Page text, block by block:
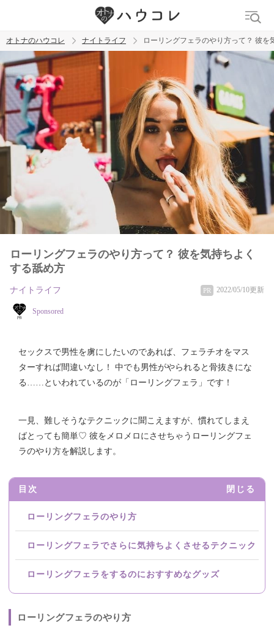
トレンド ワード
ラブグッズ 乳首 吸うやつ
オトナのハウコレ ナイトライフ ローリングフェラのやり方って？ 彼を
ローリングフェラのやり方って？ 彼を気持ちよく
する舐め方
ナイトライフ PR 2022/05/10更新
Sponsored
セックスで男性を虜にしたいのであれば、フェラチオをマス
ターすれば間違いなし！ 中でも男性がやられると骨抜きにな
る……といわれているのが「ローリングフェラ」です！
一見、難しそうなテクニックに聞こえますが、慣れてしまえ
ばとっても簡単♡ 彼をメロメロにさせちゃうローリングフェ
ラのやり方を解説します。
目次 閉じる
ローリングフェラのやり方
ローリングフェラでさらに気持ちよくさせるテクニック
ローリングフェラをするのにおすすめなグッズ
ローリングフェラのやり方